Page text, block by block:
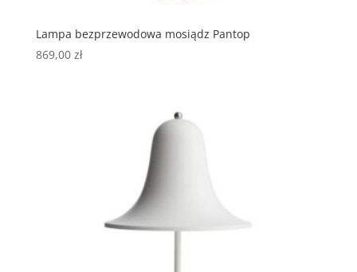
Lampa bezprzewodowa mosiądz Pantop
869,00 zł